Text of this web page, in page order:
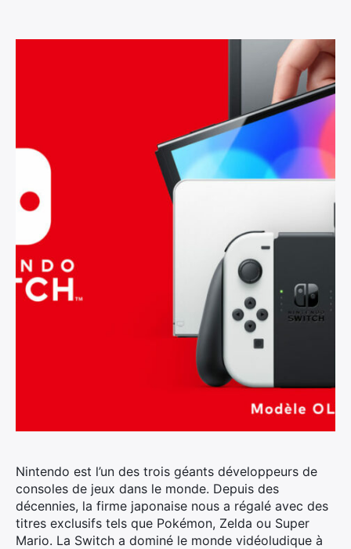
Nintendo est l’un des trois géants développeurs de
consoles de jeux dans le monde. Depuis des
décennies, la firme japonaise nous a régalé avec des
titres exclusifs tels que Pokémon, Zelda ou Super
Mario. La Switch a dominé le monde vidéoludique à